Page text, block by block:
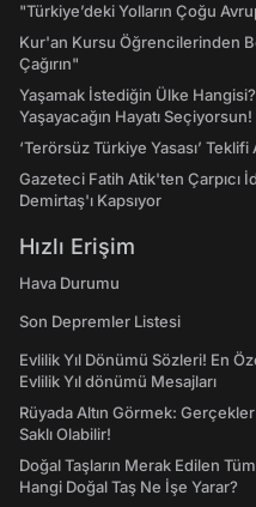
"Türkiye’deki Yolların Çoğu
Kur'an Kursu Öğrencilerinden
Çağırın"
Yaşamak İstediğin Ülke
Yaşayacağın Hayatı Seçiyorsun!
‘Terörsüz Türkiye Yasası’
Gazeteci Fatih Atik'ten Çarpıcı
Demirtaş'ı Kapsıyor
Hızlı Erişim
Hava Durumu
Son Depremler Listesi
Evlilik Yıl Dönümü Sözleri! En
Evlilik Yıl dönümü Mesajları
Rüyada Altın Görmek:
Saklı Olabilir!
Doğal Taşların Merak Edilen
Hangi Doğal Taş Ne İşe Yarar?